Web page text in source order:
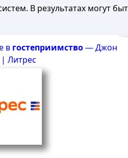
В результатах могут
в гостеприимство— Джон
Литрес